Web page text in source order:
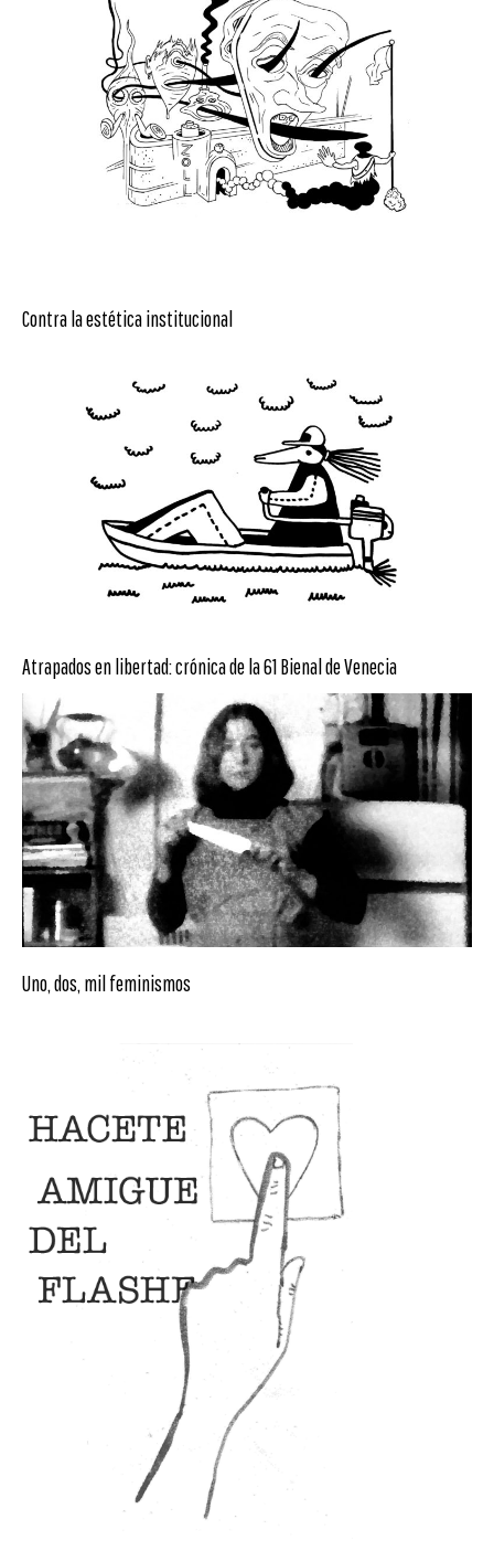
Contra la estética institucional
Atrapados en libertad: crónica de la 61 Bienal de Venecia
Uno, dos, mil feminismos